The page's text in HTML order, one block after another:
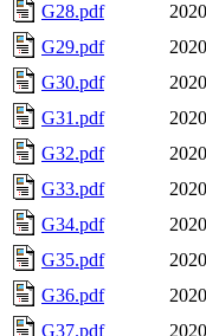
G28.pdf
G29.pdf
G30.pdf
G31.pdf
G32.pdf
G33.pdf
G34.pdf
G35.pdf
G36.pdf
G37.pdf